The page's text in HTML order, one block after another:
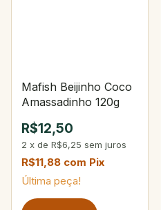
Mafish Beijinho Coco
Amassadinho 120g
R$12,50
2 x de R$6,25 sem juros
R$11,88 com Pix
Última peça!